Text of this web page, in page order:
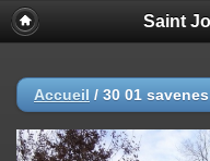
Saint
Accueil / 30 01